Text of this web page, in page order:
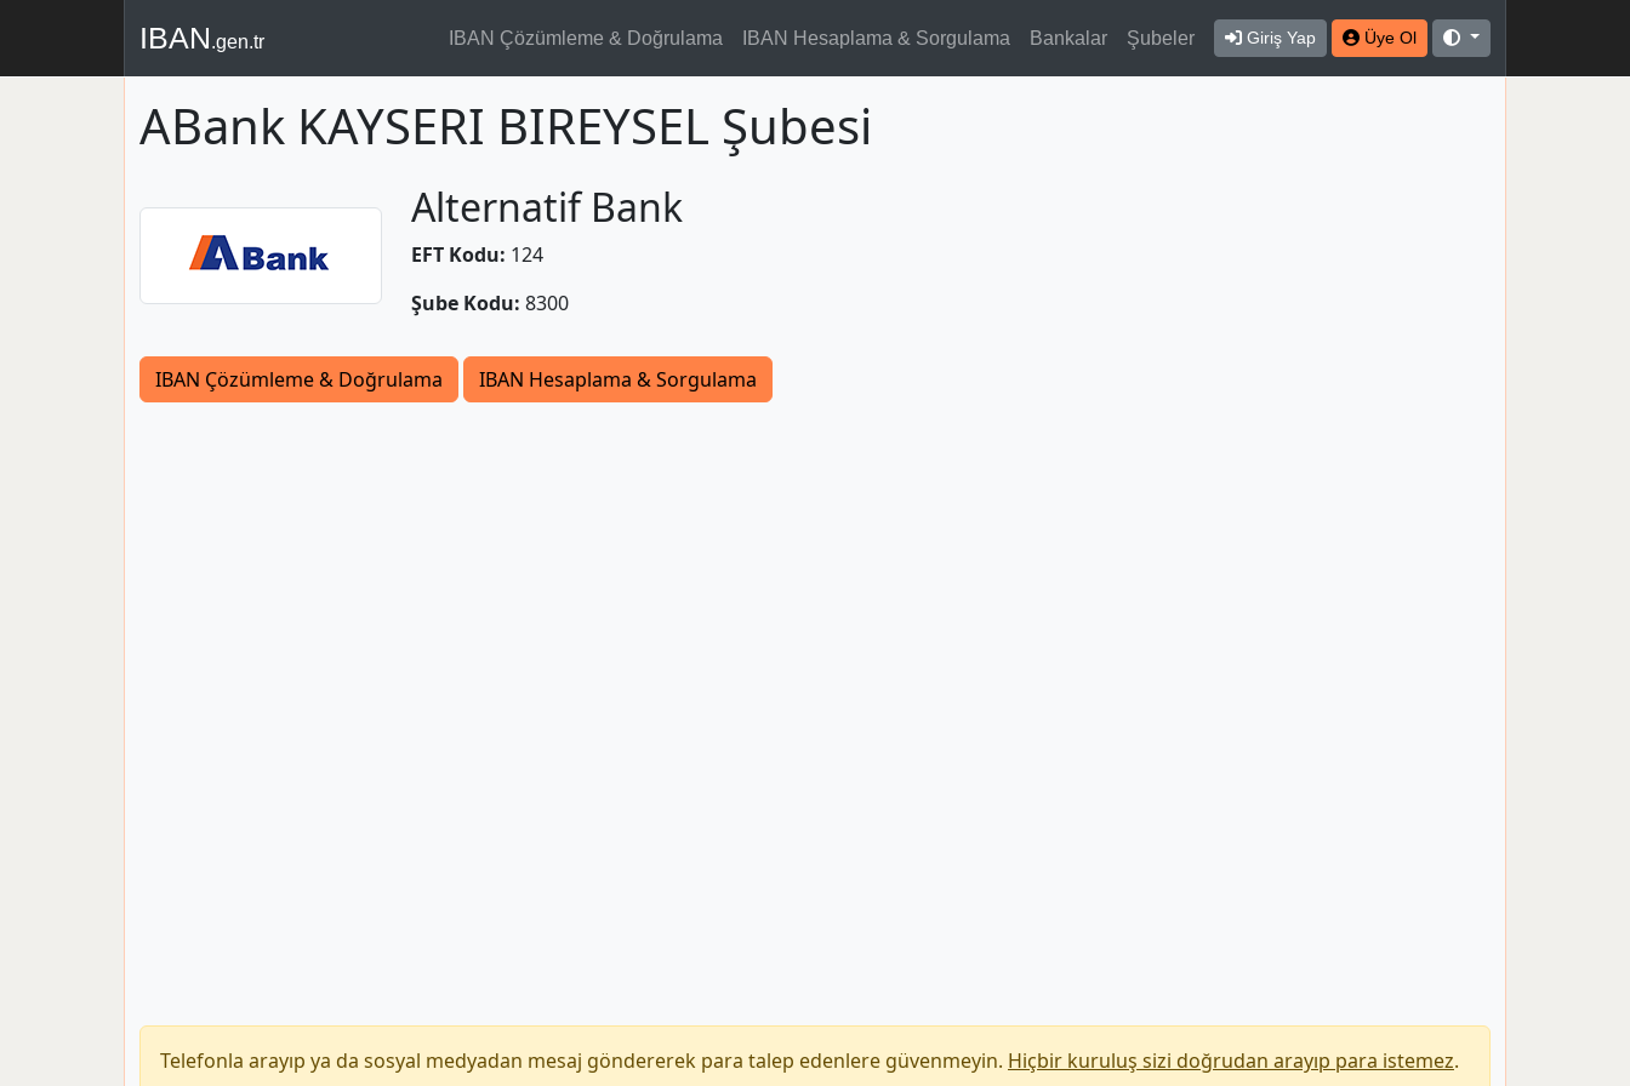
IBAN.gen.tr IBAN Çözümleme & Doğrulama IBAN Hesaplama & Sorgulama Bankalar Şubeler Giriş Yap Üye Ol
ABank KAYSERI BIREYSEL Şubesi
Alternatif Bank
EFT Kodu: 124
Şube Kodu: 8300
IBAN Çözümleme & Doğrulama IBAN Hesaplama & Sorgulama
Telefonla arayıp ya da sosyal medyadan mesaj göndererek para talep edenlere güvenmeyin. Hiçbir kuruluş sizi doğrudan arayıp para istemez.